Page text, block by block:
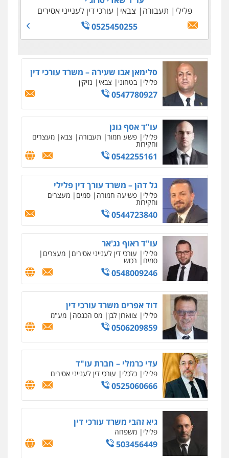
פלילי
תעבורה צבאי
עורכי דין לענייני אסירים
0525450255
גיל דביר – משרד עורכי דין
פשיעה כלכלית צווארון לבן
סלימאן אבו שעירה – משרד עורכי דין
פלילי בטחוני צבאי נזיקין
0547780927
עו"ד אסף גונן
פלילי פשע חמור תעבורה צבא מעצרים
וחקירות
0542255161
גל דהן – משרד עורך דין פלילי
פלילי פשיעה חמורה סמים מעצרים
וחקירות
0544723840
עו"ד ראוף נג'אר
פלילי עורכי דין לענייני אסירים מעצרים
סמים רכוש
0548009246
דוד אפרים משרד עורכי דין
פלילי צווארון לבן מס הכנסה מע"מ
0506209859
עדי כרמלי – חברת עו"ד
פלילי כלכלי עורכי דין לענייני אסירים
0525060666
גיא זהבי משרד עורכי דין
פלילי משפחה
503456449